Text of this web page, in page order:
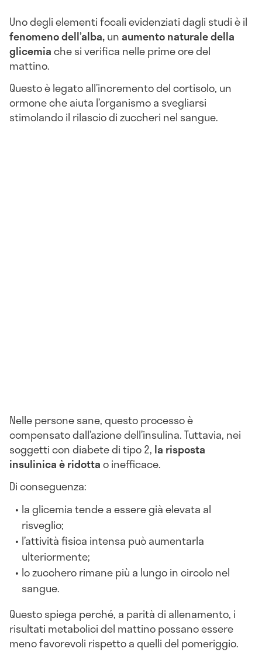
Uno degli elementi focali evidenziati dagli studi è il
fenomeno dell’alba,unaumento naturale della
glicemiache si verifica nelle prime ore del
mattino.
Questo è legato all’incremento del cortisolo, un
ormone che aiuta l’organismo a svegliarsi
stimolando il rilascio di zuccheri nel sangue.
Nelle persone sane, questo processo è
compensato dall’azione dell’insulina. Tuttavia, nei
soggetti con diabete di tipo 2, la risposta
insulinica è ridottao inefficace.
Di conseguenza:
la glicemia tende a essere già elevata al
risveglio;
l’attività fisica intensa può aumentarla
ulteriormente;
lo zucchero rimane più a lungo in circolo nel
sangue.
Questo spiega perché, a parità di allenamento, i
risultati metabolici del mattino possano essere
meno favorevoli rispetto a quelli del pomeriggio.